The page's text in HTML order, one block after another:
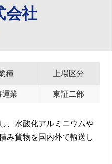
会社
種
運業
上場区分
東証二部
、水酸化アルミニウムや
み貨物を国内外で輸送し